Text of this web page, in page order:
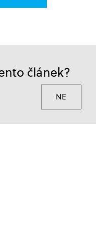
článek?
NE